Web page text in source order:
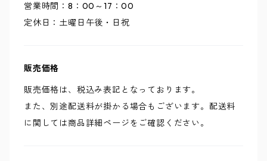
営業時間：8：00～17：00
定休日：土曜日午後・日祝
販売価格
販売価格は、税込み表記となっております。
また、別途配送料が掛かる場合もございます。配送料
に関しては商品詳細ページをご確認ください。